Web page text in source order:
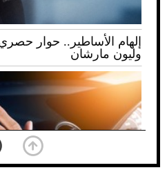
إلهام الأساطير.. حوار
وليون مارشان